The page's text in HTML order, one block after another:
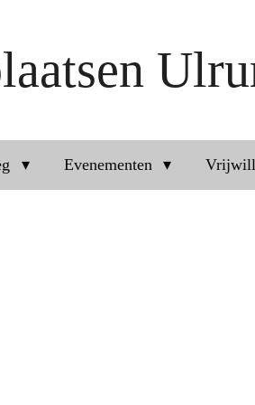
Evenementen